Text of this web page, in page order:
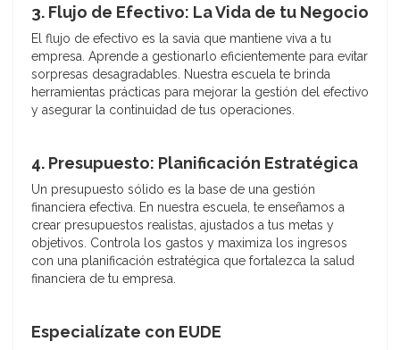
3. Flujo de Efectivo: La Vida de tu Negocio
El flujo de efectivo es la savia que mantiene viva a tu
empresa. Aprende a gestionarlo eficientemente para evitar
sorpresas desagradables. Nuestra escuela te brinda
herramientas prácticas para mejorar la gestión del efectivo
y asegurar la continuidad de tus operaciones.
4. Presupuesto: Planificación Estratégica
Un presupuesto sólido es la base de una gestión
financiera efectiva. En nuestra escuela, te enseñamos a
crear presupuestos realistas, ajustados a tus metas y
objetivos. Controla los gastos y maximiza los ingresos
con una planificación estratégica que fortalezca la salud
financiera de tu empresa.
Especialízate con EUDE